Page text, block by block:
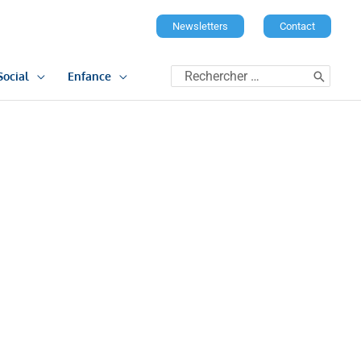
Newsletters Contact
Enfance Rechercher: